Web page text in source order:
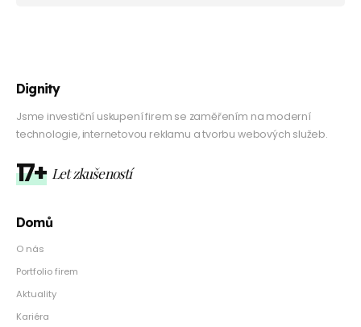
Dignity
Jsme investiční uskupení firem se zaměřením na moderní
technologie, internetovou reklamu a tvorbu webových služeb.
17+ Let zkušeností
Domů
O nás
Portfolio firem
Aktuality
Kariéra